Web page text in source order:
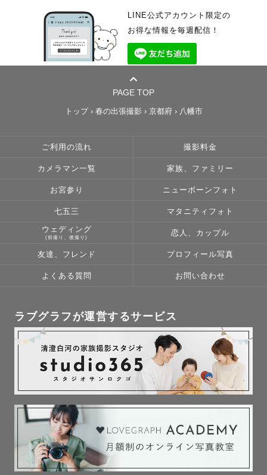
LINE公式アカウント限定の
お得な情報を毎週配信！
PAGE TOP
トップ› 春の出張撮影 › 京都府› 八幡市
ご利用の流れ 撮影料金
カメラマン一覧 家族、ファミリー
お宮参り ニューボーンフォト
七五三 マタニティフォト
ウェディング
(前撮り、後撮り)
恋人、カップル
友達、フレンド プロフィール写真
よくある質問 お問い合わせ
ラブグラフが運営するサービス